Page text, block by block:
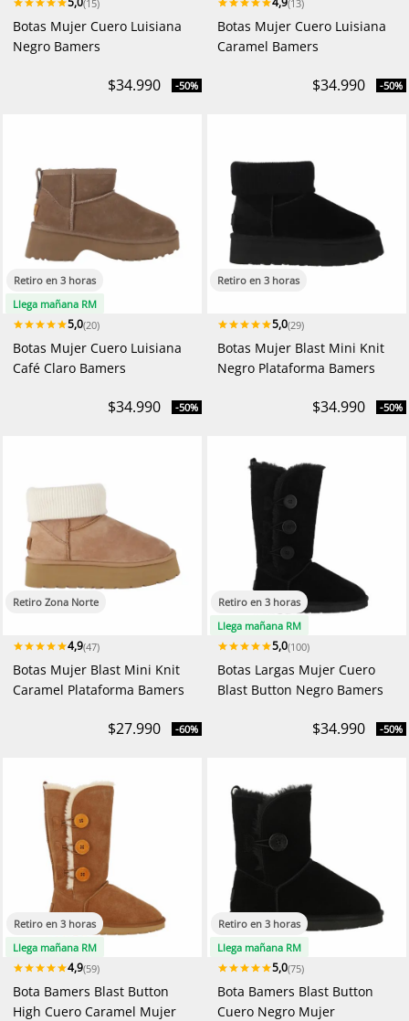
(15)
Botas Mujer Cuero Luisiana
Negro Bamers
$34.990 -50%
(13)
Botas Mujer Cuero Luisiana
Caramel Bamers
$34.990 -50%
Retiro en 3 horas
Llega mañana RM
5,0(20)
Botas Mujer Cuero Luisiana
Café Claro Bamers
$34.990 -50%
Retiro en 3 horas
5,0(29)
Botas Mujer Blast Mini Knit
Negro Plataforma Bamers
$34.990 -50%
Retiro Zona Norte
4,9(47)
Botas Mujer Blast Mini Knit
Caramel Plataforma Bamers
$27.990 -60%
Retiro en 3 horas
Llega mañana RM
5,0(100)
Botas Largas Mujer Cuero
Blast Button Negro Bamers
$34.990 -50%
Retiro en 3 horas
Llega mañana RM
4,9(59)
Bota Bamers Blast Button
High Cuero Caramel Mujer
Retiro en 3 horas
Llega mañana RM
5,0(75)
Bota Bamers Blast Button
Cuero Negro Mujer